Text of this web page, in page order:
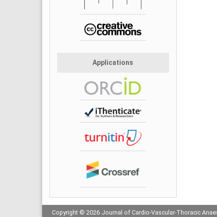
Applications
Copyright © 2026 Journal of Cardio-Vascular-Thoracic